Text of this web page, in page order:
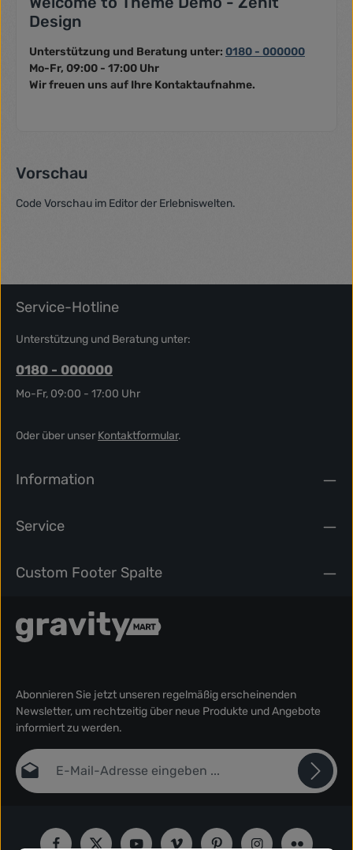
Design
Unterstützung und Beratung unter: 0180 - 000000
Mo-Fr, 09:00 - 17:00 Uhr
Wir freuen uns auf Ihre Kontaktaufnahme.
Vorschau
Code Vorschau im Editor der Erlebniswelten.
Service-Hotline
Unterstützung und Beratung unter:
0180 - 000000
Mo-Fr, 09:00 - 17:00 Uhr
Oder über unser Kontaktformular.
Information
Service
Custom Footer Spalte
Abonnieren Sie jetzt unseren regelmäßig erscheinenden
Newsletter, um rechtzeitig über neue Produkte und Angebote
informiert zu werden.
E-Mail-Adresse*
Ich habe dieDatenschutzbestimmungen
zur Kenntnis
genommen und dieAGBgelesen und bin mit ihnen